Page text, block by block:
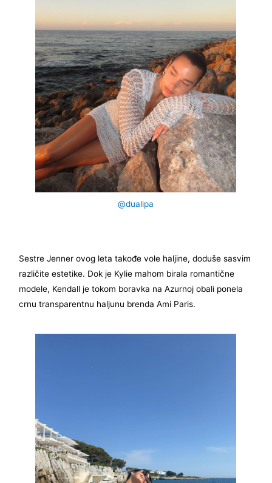
@dualipa
Sestre Jenner ovog leta takođe vole haljine, doduše sasvim
različite estetike. Dok je Kylie mahom birala romantične
modele, Kendall je tokom boravka na Azurnoj obali ponela
crnu transparentnu haljunu brenda Ami Paris.